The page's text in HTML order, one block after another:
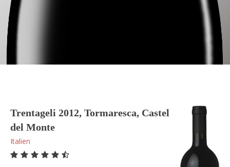
Trentageli 2012, Tormaresca, Castel
del Monte
Italien